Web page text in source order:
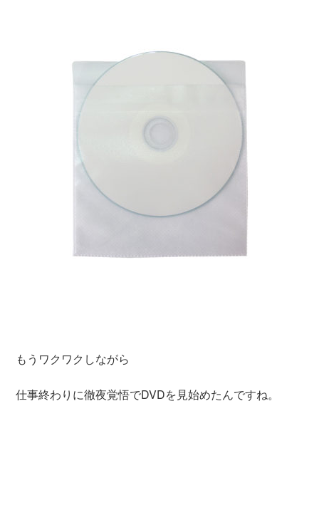
もうワクワクしながら
仕事終わりに徹夜覚悟でDVDを見始めたんですね。